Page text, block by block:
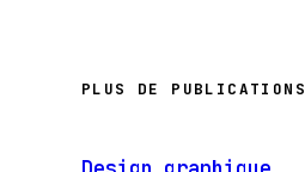
PLUS DE PUBLICATIONS